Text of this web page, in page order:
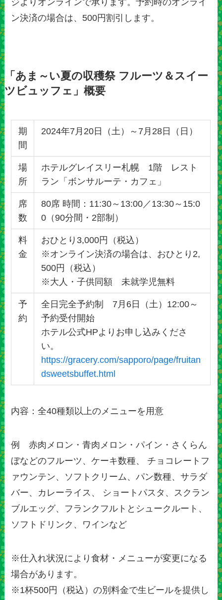
ジよりオンラインで承ります。予約時のオンライ
ン決済の場合は、500円割引します。
「あま～い夏の収穫祭 フルーツ＆スイー
ツビュッフェ」概要
期
間
2024年7月20日（土）～7月28日（日）
場
所
ホテルグレイスリー札幌 1階 レスト
ラン「ボンサルーテ・カフェ」
席
数
80席 時間：11:30～13:00／13:30～15:0
0（90分間・2部制）
料
金
おひとり3,000円（税込）
※オンライン決済の場合は、おひとり2,
500円（税込）
※大人・子供同額 未就学児無料
予
約
全日完全予約制 7月6日（土）12:00～
予約受付開始
ホテル公式HPよりお申し込みくださ
い。
https://gracery.com/sapporo/page/fruitan
dsweetsbuffet.html
内容：全40種類以上のメニューを用意
例 赤肉メロン・青肉メロン・パイン・さくらん
ぼなどのフルーツ、ケーキ数種、 チョコレートフ
ァウンテン、ソフトクリーム、パン数種、サラダ
バー、カレーライス、 ショートパスタ、スクラン
ブルエッグ、フランクフルトとシュークルート、
ソフトドリンク、ワインなど
※仕入れ状況により食材・メニューが変更になる
場合があります。
※1杯500円（税込）の別料金で生ビールを提供し